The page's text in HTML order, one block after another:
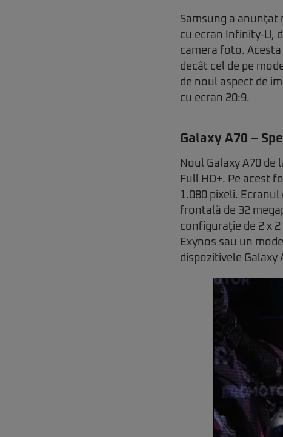
Samsung a anunţat
cu ecran Infinity-U,
camera foto.
decât cel de pe
de noul aspect de
cu ecran 20:9.
Galaxy A70 –
Noul Galaxy A70
Full HD+. Pe acest
1.080 pixeli.
frontală de 32
configuraţie de 2 x 2
Exynos sau un
dispozitivele Galaxy